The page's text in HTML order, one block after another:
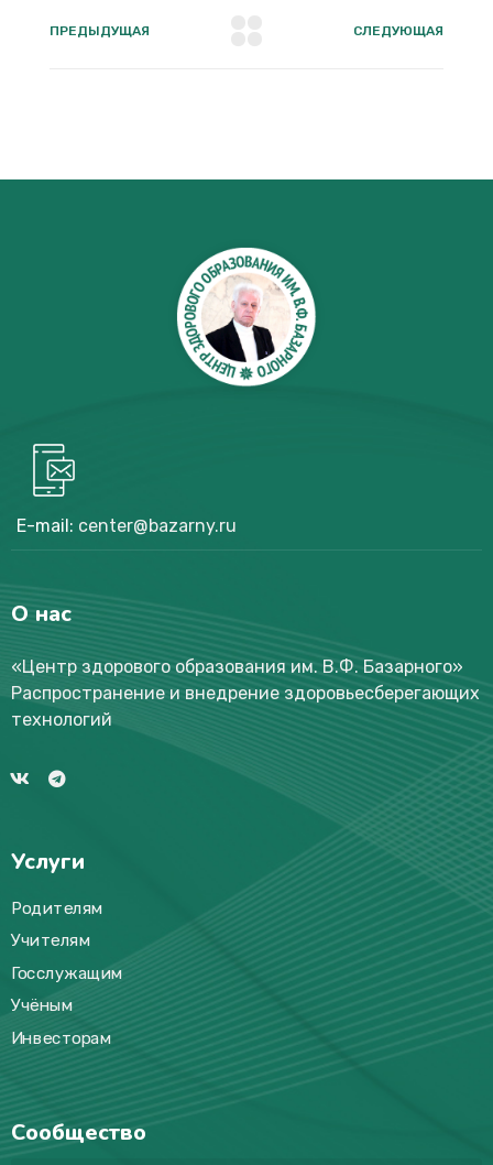
ПРЕДЫДУЩАЯ СЛЕДУЮЩАЯ
E-mail: center@bazarny.ru
О нас
«Центр здорового образования им. В.Ф. Базарного»
Распространение и внедрение здоровьесберегающих
технологий
Услуги
Родителям
Учителям
Госслужащим
Учёным
Инвесторам
Сообщество